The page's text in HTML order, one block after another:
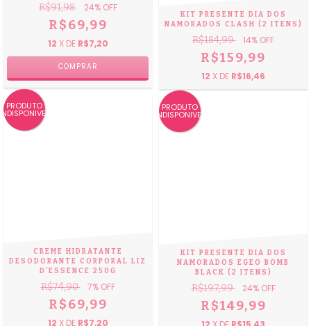
R$91,98 24% OFF
R$69,99
12 X DE R$7,20
KIT PRESENTE DIA DOS
NAMORADOS CLASH (2 ITENS)
R$184,99 14% OFF
R$159,99
12 X DE R$16,46
PRODUTO
INDISPONIVEL
CREME HIDRATANTE
DESODORANTE CORPORAL LIZ
D’ESSENCE 250G
R$74,90 7% OFF
R$69,99
12 X DE R$7,20
PRODUTO
INDISPONIVEL
KIT PRESENTE DIA DOS
NAMORADOS EGEO BOMB
BLACK (2 ITENS)
R$197,99 24% OFF
R$149,99